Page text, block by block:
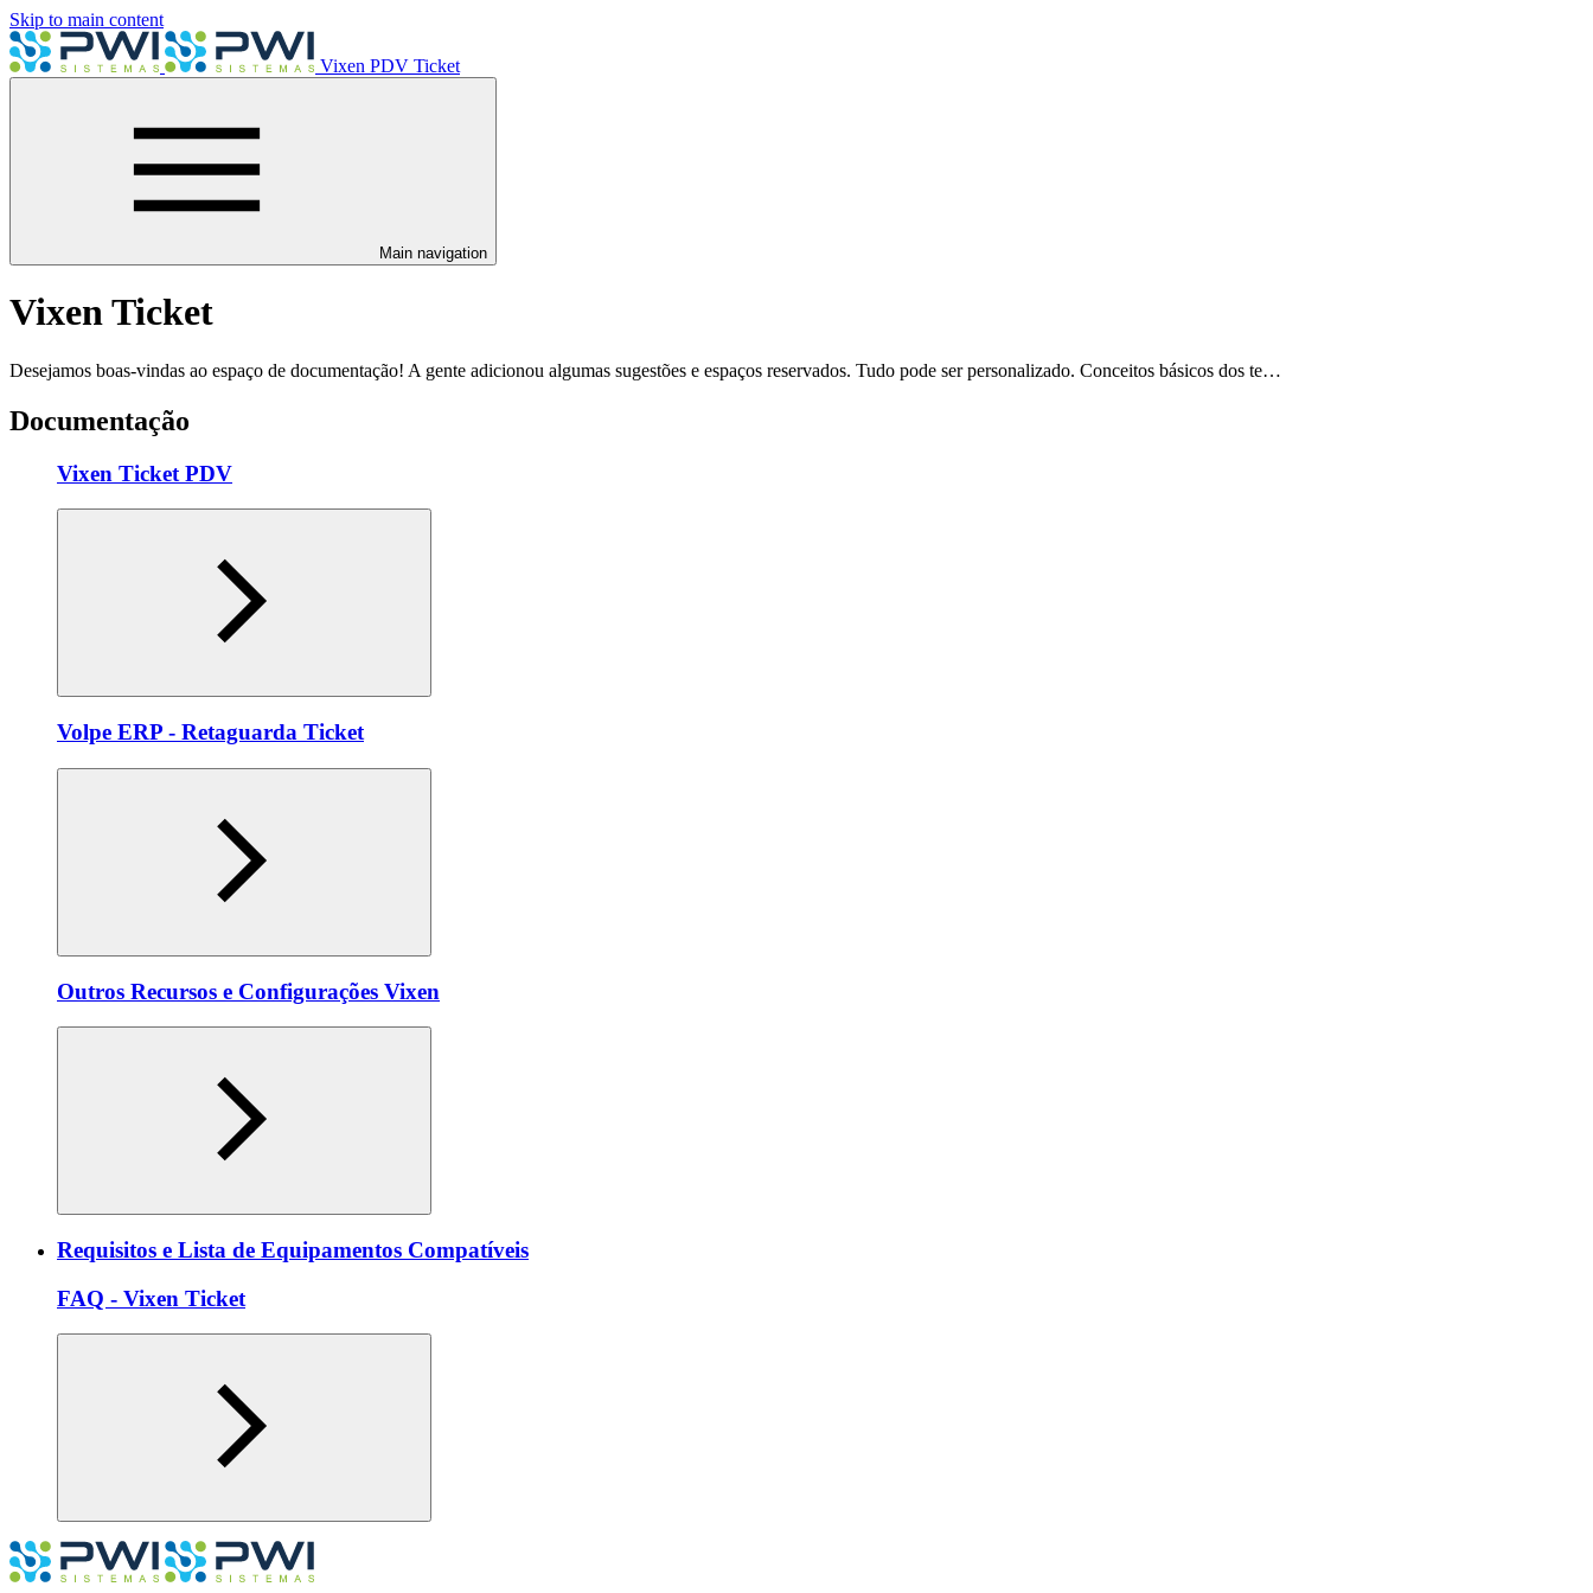
Skip to main content
Vixen PDV Ticket
Main navigation
Vixen Ticket
Desejamos boas-vindas ao espaço de documentação! A gente adicionou algumas sugestões e espaços reservados. Tudo pode ser personalizado. Conceitos básicos dos te…
Documentação
Vixen Ticket PDV
Volpe ERP - Retaguarda Ticket
Outros Recursos e Configurações Vixen
Requisitos e Lista de Equipamentos Compatíveis
FAQ - Vixen Ticket